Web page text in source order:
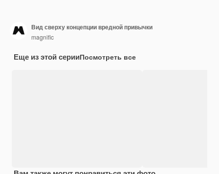
Вид сверху концепции вредной привычки
magnific
Еще из этой серииПосмотреть все